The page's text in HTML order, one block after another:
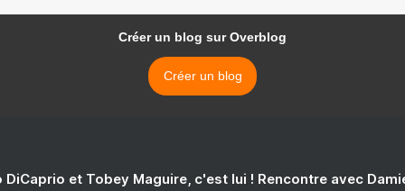
Créer un blog sur Overblog
Créer un blog
DiCaprio et Tobey Maguire, c'est lui ! Rencontre avec